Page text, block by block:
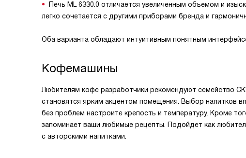
Печь ML 6330.0 отличается увеличенным объемом и
легко сочетается с другими приборами бренда и
Оба варианта обладают интуитивным понятным
Кофемашины
Любителям кофе разработчики рекомендуют семейство
становятся ярким акцентом помещения. Выбор напитков
без проблем настроите крепость и температуру. Кроме
запоминает ваши любимые рецепты. Подойдет как
с авторскими напитками.